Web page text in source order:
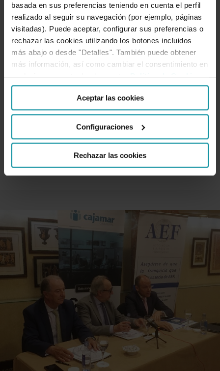
basada en sus preferencias teniendo en cuenta el perfil
realizado al seguir su navegación (por ejemplo, páginas
visitadas). Puede aceptar, configurar sus preferencias o
rechazar las cookies utilizando los botones incluidos
más abajo o desde "Detalles". También puede obtener
más información, así como cambiar el consentimiento en
Aceptar las cookies
Configuraciones
Rechazar las cookies
FRANQUICIAS
La franquicia resiste a la crisis,
un 3,18 % en empleos generados
Según se desvela en el Informe “La Franquicia en
España 2023”, elaborado por la Asociación Española de
Franquiciadores (AEF), con…